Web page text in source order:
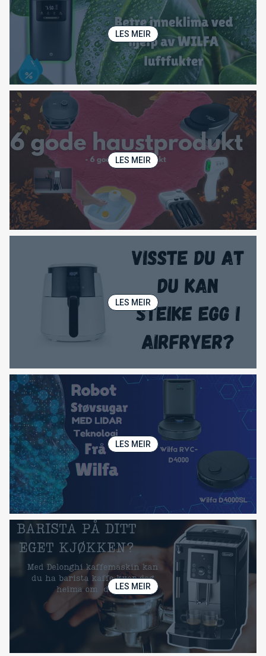
LES MEIR
LES MEIR
LES MEIR
LES MEIR
LES MEIR